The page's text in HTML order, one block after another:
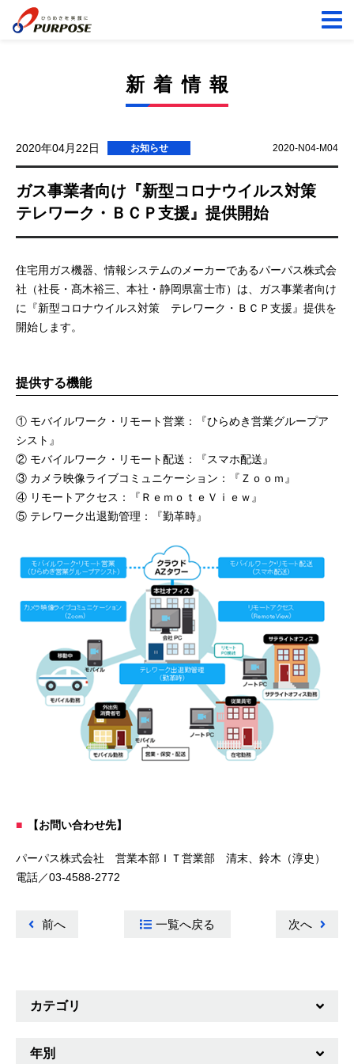
新着情報
2020年04月22日 お知らせ 2020-N04-M04
ガス事業者向け『新型コロナウイルス対策
テレワーク・ＢＣＰ支援』提供開始
住宅用ガス機器、情報システムのメーカーであるパーパス株式会
社（社長・髙木裕三、本社・静岡県富士市）は、ガス事業者向け
に『新型コロナウイルス対策 テレワーク・ＢＣＰ支援』提供を
開始します。
提供する機能
① モバイルワーク・リモート営業：『ひらめき営業グループア
シスト』
② モバイルワーク・リモート配送：『スマホ配送』
③ カメラ映像ライブコミュニケーション：『Ｚｏｏｍ』
④ リモートアクセス：『ＲｅｍｏｔｅＶｉｅｗ』
⑤ テレワーク出退勤管理：『勤革時』
【お問い合わせ先】
パーパス株式会社 営業本部ＩＴ営業部 清末、鈴木（淳史）
電話／03-4588-2772
前へ 一覧へ戻る 次へ
カテゴリ
重要なお知らせ
年別